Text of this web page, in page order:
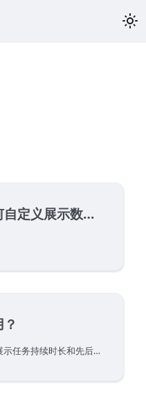
据内容，该如何配置？
甘特视图，以日期为横轴展示任务持续时长和先后顺序，简称甘特图。